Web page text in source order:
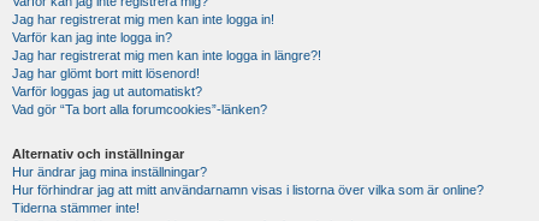
Jag har registrerat mig men kan inte logga in!
Varför kan jag inte logga in?
Jag har registrerat mig men kan inte logga in längre?!
Jag har glömt bort mitt lösenord!
Varför loggas jag ut automatiskt?
Vad gör “Ta bort alla forumcookies”-länken?
Alternativ och inställningar
Hur ändrar jag mina inställningar?
Hur förhindrar jag att mitt användarnamn visas i listorna över vilka som är online?
Tiderna stämmer inte!